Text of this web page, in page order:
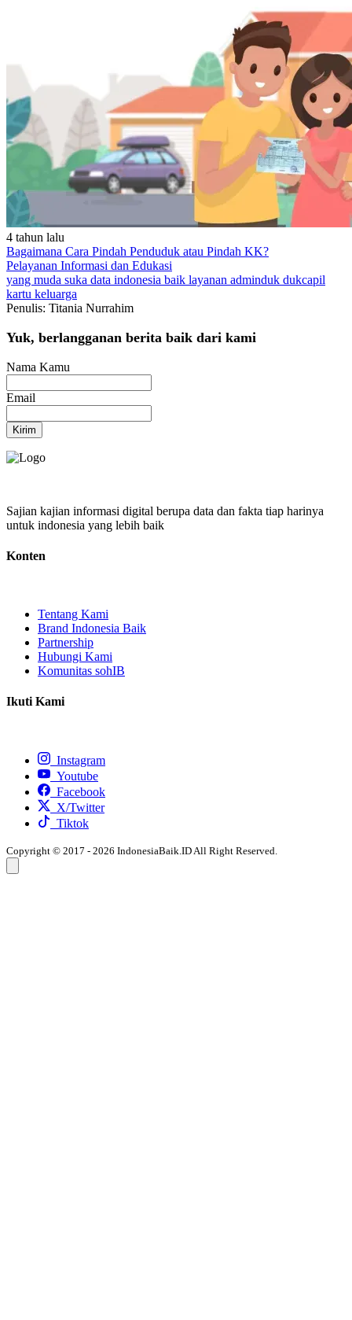
4 tahun lalu
Bagaimana Cara Pindah Penduduk atau Pindah KK?
Pelayanan Informasi dan Edukasi
yang muda suka data indonesia baik layanan adminduk dukcapil
kartu keluarga
Penulis: Titania Nurrahim
Yuk, berlangganan berita baik dari kami
Nama Kamu
Email
Kirim
Sajian kajian informasi digital berupa data dan fakta tiap harinya
untuk indonesia yang lebih baik
Konten
Tentang Kami
Brand Indonesia Baik
Partnership
Hubungi Kami
Komunitas sohIB
Ikuti Kami
Instagram
Youtube
Facebook
X/Twitter
Tiktok
Copyright © 2017 - 2026 IndonesiaBaik.ID All Right Reserved.